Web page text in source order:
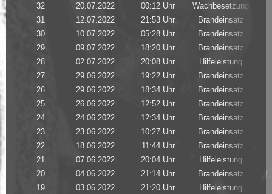
32
20.07.2022 00:12 Uhr Wachbesetzung
31
12.07.2022 21:53 Uhr Brandeinsatz
30
10.07.2022 05:28 Uhr Brandeinsatz
29
09.07.2022 18:20 Uhr Brandeinsatz
28
02.07.2022 20:08 Uhr Hilfeleistung
27
29.06.2022 19:22 Uhr Brandeinsatz
26
29.06.2022 18:34 Uhr Brandeinsatz
25
26.06.2022 12:52 Uhr Brandeinsatz
24
24.06.2022 12:34 Uhr Brandeinsatz
23
23.06.2022 10:27 Uhr Brandeinsatz
22
18.06.2022 11:44 Uhr Brandeinsatz
21
07.06.2022 20:04 Uhr Hilfeleistung
20
04.06.2022 21:14 Uhr Brandeinsatz
19
03.06.2022 21:20 Uhr Hilfeleistung